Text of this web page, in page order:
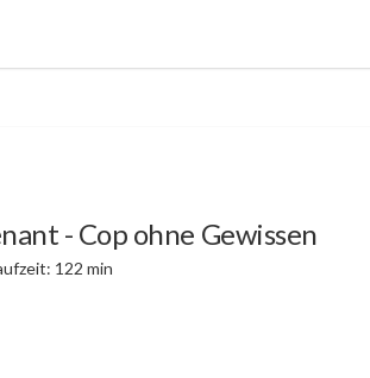
- Cop ohne Gewissen
122 min